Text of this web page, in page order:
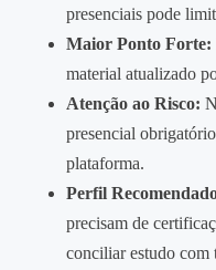
presenciais pode
Maior Ponto Forte:
material atualizado
Atenção ao Risco:
presencial
plataforma.
Perfil
precisam de
conciliar estudo com